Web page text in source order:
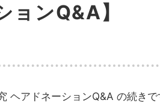
ンQ&A】
ヘアドネーションQ&A の続きで